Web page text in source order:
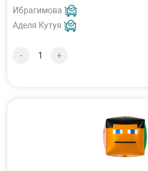
Ибрагимова
Аделя Кутуя
- +